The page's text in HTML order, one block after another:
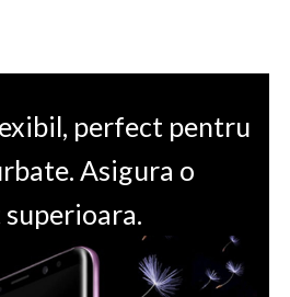
perfect pentru
Asigura o